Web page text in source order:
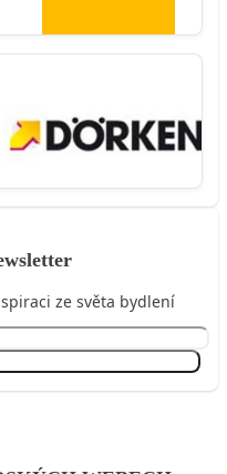
ze světa bydlení